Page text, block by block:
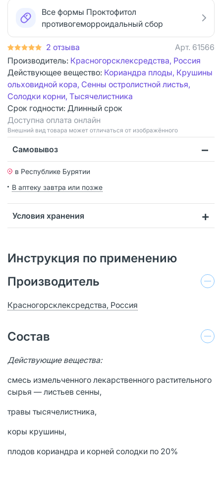
Все формы Проктофитол
противогеморроидальный сбор
2 отзыва Арт. 61566
Производитель: Красногорсклексредства, Россия
Действующее вещество: Кориандра плоды, Крушины
ольховидной кора, Сенны остролистной листья,
Солодки корни, Тысячелистника
Срок годности: Длинный срок
Доступна оплата онлайн
Bнешний вид товара может отличаться от изображённого
Самовывоз
в Республике Бурятии
В аптеку завтра или позже
Условия хранения
Инструкция по применению
Производитель
Красногорсклексредства, Россия
Состав
Действующие вещества:
смесь измельченного лекарственного растительного
сырья — листьев сенны,
травы тысячелистника,
коры крушины,
плодов кориандра и корней солодки по 20%